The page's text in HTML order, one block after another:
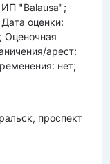
"Balausa";
оценки:
Оценочная
арест:
нет;
проспект